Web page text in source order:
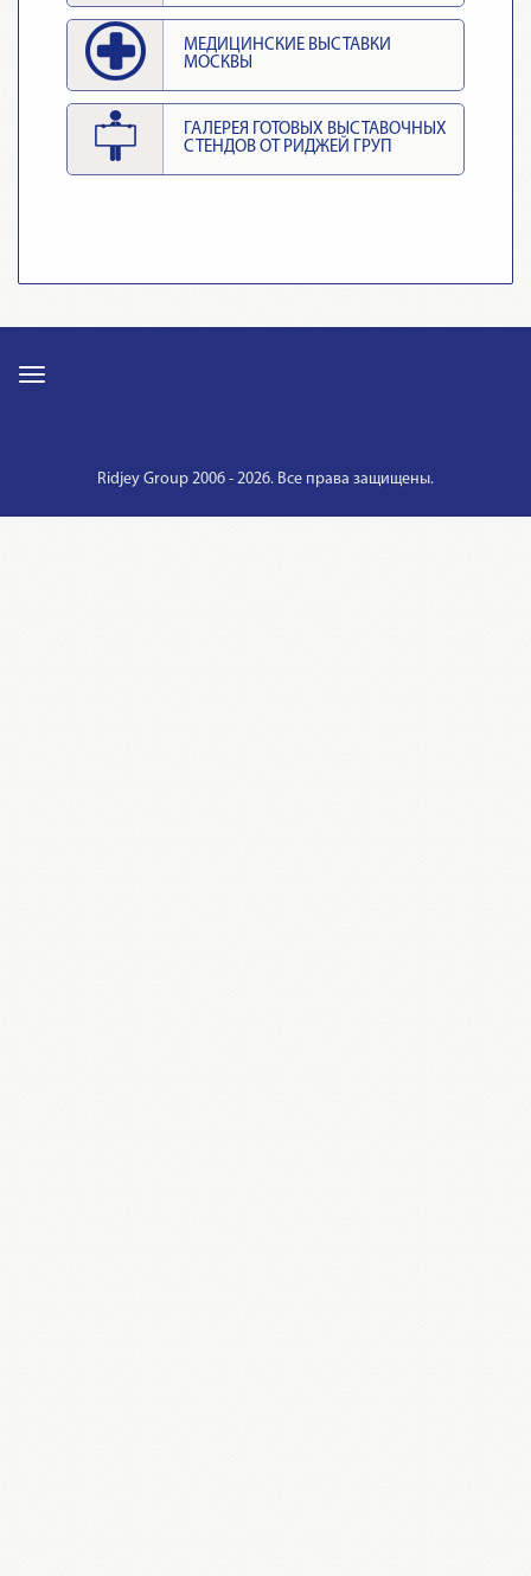
МЕДИЦИНСКИЕ ВЫСТАВКИ
МОСКВЫ
ГАЛЕРЕЯ ГОТОВЫХ ВЫСТАВОЧНЫХ
СТЕНДОВ ОТ РИДЖЕЙ ГРУП
Ridjey Group 2006 - 2026. Все права защищены.